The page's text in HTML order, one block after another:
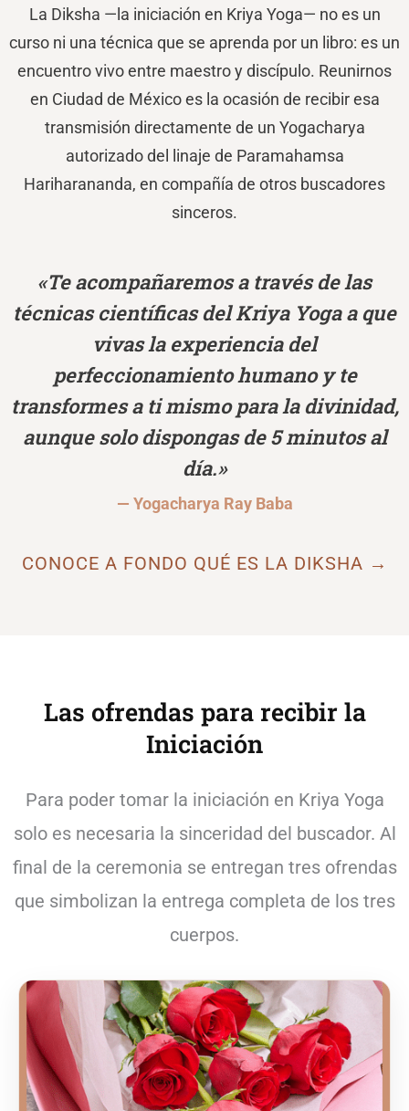
La Diksha —la iniciación en Kriya Yoga— no es un
curso ni una técnica que se aprenda por un libro: es un
encuentro vivo entre maestro y discípulo. Reunirnos
en Ciudad de México es la ocasión de recibir esa
transmisión directamente de un Yogacharya
autorizado del linaje de Paramahamsa
Hariharananda, en compañía de otros buscadores
sinceros.
«Te acompañaremos a través de las
técnicas científicas del Kriya Yoga a que
vivas la experiencia del
perfeccionamiento humano y te
transformes a ti mismo para la divinidad,
aunque solo dispongas de 5 minutos al
día.»
— Yogacharya Ray Baba
CONOCE A FONDO QUÉ ES LA DIKSHA →
Las ofrendas para recibir la
Iniciación
Para poder tomar la iniciación en Kriya Yoga
solo es necesaria la sinceridad del buscador. Al
final de la ceremonia se entregan tres ofrendas
que simbolizan la entrega completa de los tres
cuerpos.